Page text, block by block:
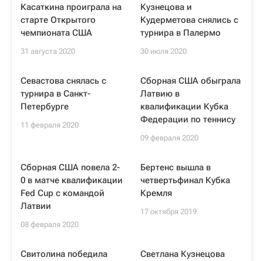
Касаткина проиграла на
старте Открытого
чемпионата США
31 августа 2020
Кузнецова и
Кудерметова снялись с
турнира в Палермо
30 июля 2020
Севастова снялась с
турнира в Санкт-
Петербурге
11 февраля 2020
Сборная США обыграла
Латвию в
квалификации Кубка
Федерации по теннису
09 февраля 2020
Сборная США повела 2-
0 в матче квалификации
Fed Cup с командой
Латвии
08 февраля 2020
Бертенс вышла в
четвертьфинал Кубка
Кремля
17 октября 2019
Свитолина победила
Светлана Кузнецова